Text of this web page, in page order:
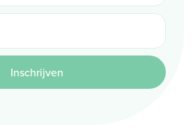
Inschrijven